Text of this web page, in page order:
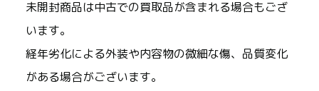
未開封商品は中古での買取品が含まれる場合もござ
います。
経年劣化による外装や内容物の微細な傷、品質変化
がある場合がございます。